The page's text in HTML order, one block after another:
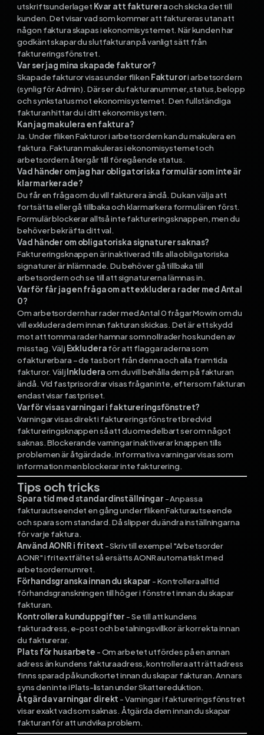
utskriftsunderlaget Kvar att faktureraoch skicka det till
kunden. Det visar vad som kommer att faktureras utan att
någon faktura skapas i ekonomisystemet. När kunden har
godkänt skapar du slutfakturan på vanligt sätt från
faktureringsfönstret.
Var ser jag mina skapade fakturor?
Skapade fakturor visas under fliken Fakturori arbetsordern
(synlig för Admin). Där ser du fakturanummer, status, belopp
och synkstatus mot ekonomisystemet. Den fullständiga
fakturan hittar du i ditt ekonomisystem.
Kan jag makulera en faktura?
Ja. Under fliken Fakturor i arbetsordern kan du makulera en
faktura. Fakturan makuleras i ekonomisystemet och
arbetsordern återgår till föregående status.
Vad händer om jag har obligatoriska formulär som inte är
klarmarkerade?
Du får en fråga om du vill fakturera ändå. Du kan välja att
fortsätta eller gå tillbaka och klarmarkera formulären först.
Formulär blockerar alltså inte faktureringsknappen, men du
behöver bekräfta ditt val.
Vad händer om obligatoriska signaturer saknas?
Faktureringsknappen är inaktiverad tills alla obligatoriska
signaturer är inlämnade. Du behöver gå tillbaka till
arbetsordern och se till att signaturerna lämnas in.
Varför får jag en fråga om att exkludera rader med Antal
0?
Om arbetsordern har rader med Antal 0 frågar Mowin om du
vill exkludera dem innan fakturan skickas. Det är ett skydd
mot att tomma rader hamnar som nollrader hos kunden av
misstag. Välj Exkluderaför att flagga raderna som
ofakturerbara – de tas bort från denna och alla framtida
fakturor. VäljInkluderaom du vill behålla dem på fakturan
ändå. Vid fastprisordrar visas frågan inte, eftersom fakturan
endast visar fastpriset.
Varför visas varningar i faktureringsfönstret?
Varningar visas direkt i faktureringsfönstret bredvid
faktureringsknappen så att du omedelbart ser om något
saknas. Blockerande varningar inaktiverar knappen tills
problemen är åtgärdade. Informativa varningar visas som
information men blockerar inte fakturering.
Tips och tricks
Spara tid med standardinställningar - Anpassa
fakturautseendet en gång under fliken Fakturautseende
och spara som standard. Då slipper du ändra inställningarna
för varje faktura.
Använd AONR i fritext - Skriv till exempel "Arbetsorder
AONR" i fritextfältet så ersätts AONR automatiskt med
arbetsordernumret.
Förhandsgranska innan du skapar - Kontrollera alltid
förhandsgranskningen till höger i fönstret innan du skapar
fakturan.
Kontrollera kunduppgifter - Se till att kundens
fakturadress, e-post och betalningsvillkor är korrekta innan
du fakturerar.
Plats för husarbete - Om arbetet utfördes på en annan
adress än kundens fakturaadress, kontrollera att rätt adress
finns sparad på kundkortet innan du skapar fakturan. Annars
syns den inte i Plats-listan under Skattereduktion.
Åtgärda varningar direkt - Varningar i faktureringsfönstret
visar exakt vad som saknas. Åtgärda dem innan du skapar
fakturan för att undvika problem.